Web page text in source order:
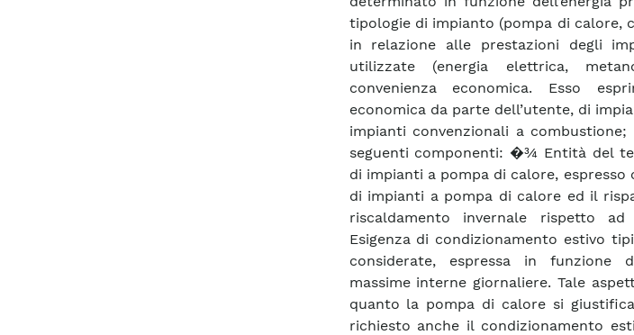
tipologie di impianto (pompa di calore,
in relazione alle prestazioni degli
utilizzate (energia elettrica,
convenienza economica. Esso
economica da parte dell’utente, di
impianti convenzionali a
seguenti componenti: �¾ Entità del
di impianti a pompa di calore,
di impianti a pompa di calore ed il
riscaldamento invernale rispetto
Esigenza di condizionamento estivo
considerate, espressa in funzione
massime interne giornaliere. Tale
quanto la pompa di calore si
richiesto anche il condizionamento